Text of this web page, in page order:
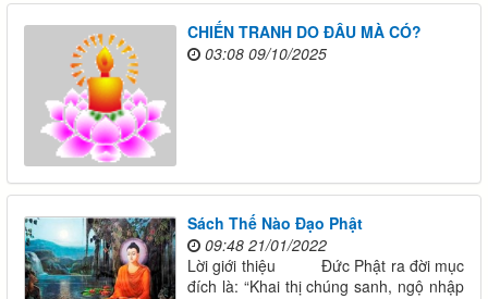
CHIẾN TRANH DO ĐÂU MÀ CÓ?
03:08 09/10/2025
Sách Thế Nào Đạo Phật
09:48 21/01/2022
Lời giới thiệu Đức Phật ra đời mục
đích là: “Khai thị chúng sanh, ngộ nhập